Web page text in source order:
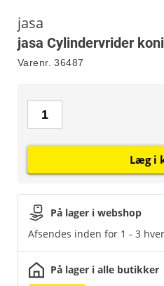
jasa
jasa Cylindervrider
Varenr. 36487
På lager i webshop
Afsendes inden for 1 - 3
På lager i alle butikker
Læg i